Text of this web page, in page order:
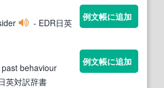
- EDR日英
例文帳に追加
behaviour
英対訳辞書
例文帳に追加